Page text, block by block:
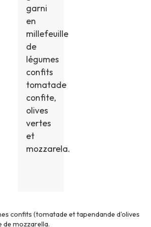
garni
en
millefeuille
de
légumes
confits
tomatade
confite,
olives
vertes
et
mozzarela.
confits (tomatade et tapendande d'olives
de mozzarella.